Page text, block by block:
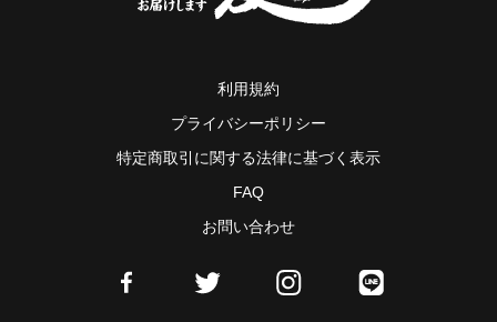
利用規約
プライバシーポリシー
特定商取引に関する法律に基づく表示
FAQ
お問い合わせ